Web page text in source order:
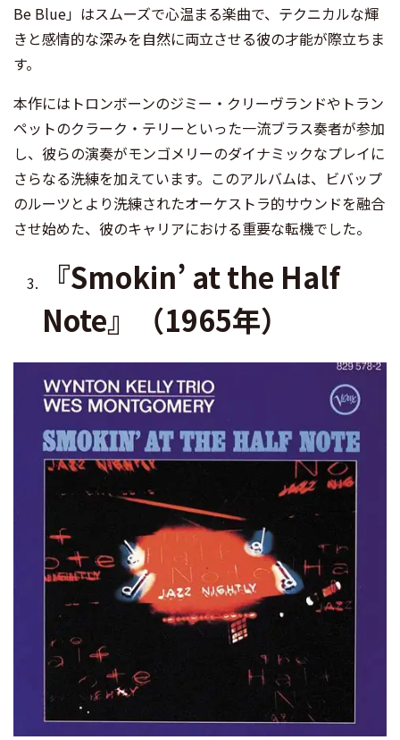
Be Blue」はスムーズで心温まる楽曲で、テクニカルな輝
きと感情的な深みを自然に両立させる彼の才能が際立ちま
す。
本作にはトロンボーンのジミー・クリーヴランドやトラン
ペットのクラーク・テリーといった一流ブラス奏者が参加
し、彼らの演奏がモンゴメリーのダイナミックなプレイに
さらなる洗練を加えています。このアルバムは、ビバップ
のルーツとより洗練されたオーケストラ的サウンドを融合
させ始めた、彼のキャリアにおける重要な転機でした。
『Smokin’ at the Half
Note』（1965年）